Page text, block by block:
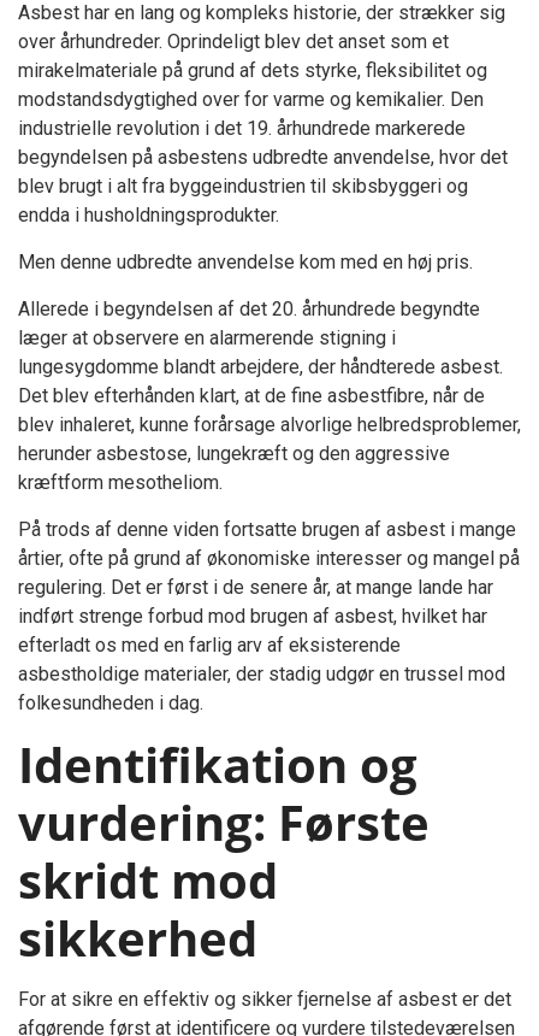
Asbest har en lang og kompleks historie, der strækker sig
over århundreder. Oprindeligt blev det anset som et
mirakelmateriale på grund af dets styrke, fleksibilitet og
modstandsdygtighed over for varme og kemikalier. Den
industrielle revolution i det 19. århundrede markerede
begyndelsen på asbestens udbredte anvendelse, hvor det
blev brugt i alt fra byggeindustrien til skibsbyggeri og
endda i husholdningsprodukter.
Men denne udbredte anvendelse kom med en høj pris.
Allerede i begyndelsen af det 20. århundrede begyndte
læger at observere en alarmerende stigning i
lungesygdomme blandt arbejdere, der håndterede asbest.
Det blev efterhånden klart, at de fine asbestfibre, når de
blev inhaleret, kunne forårsage alvorlige helbredsproblemer,
herunder asbestose, lungekræft og den aggressive
kræftform mesotheliom.
På trods af denne viden fortsatte brugen af asbest i mange
årtier, ofte på grund af økonomiske interesser og mangel på
regulering. Det er først i de senere år, at mange lande har
indført strenge forbud mod brugen af asbest, hvilket har
efterladt os med en farlig arv af eksisterende
asbestholdige materialer, der stadig udgør en trussel mod
folkesundheden i dag.
Identifikation og
vurdering: Første
skridt mod
sikkerhed
For at sikre en effektiv og sikker fjernelse af asbest er det
afgørende først at identificere og vurdere tilstedeværelsen